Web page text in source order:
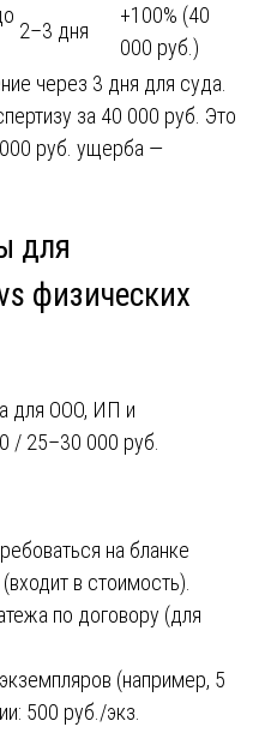
2–3 дня
+100% (40
000 руб.)
через 3 дня для суда.
за 40 000 руб. Это
руб. ущерба —
для
физических
для ООО, ИП и
/ 25–30 000 руб.
на бланке
в стоимость).
по договору (для
(например, 5
500 руб./экз.